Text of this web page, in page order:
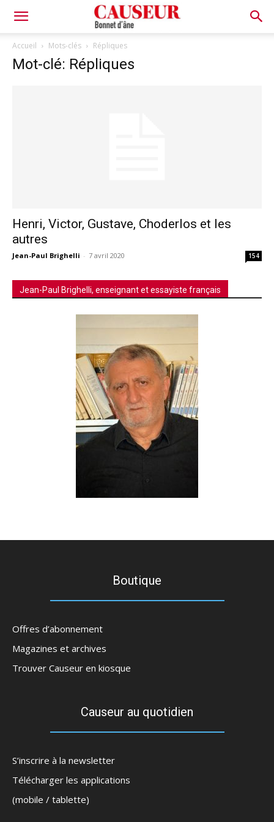
Bonnet
d'âne
Accueil Mots-clés Répliques
Mot-clé: Répliques
Henri, Victor, Gustave, Choderlos et les
autres
Jean-Paul Brighelli - 7 avril 2020 154
Jean-Paul Brighelli, enseignant et essayiste français
Boutique
Offres d’abonnement
Magazines et archives
Trouver Causeur en kiosque
Causeur au quotidien
S’inscrire à la newsletter
Télécharger les applications
(mobile / tablette)